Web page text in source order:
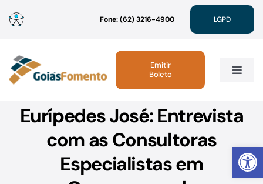
Abrir
para
conteúdo
Fone: (62) 3216-4900 LGPD
Toggle
Institucional
Emitir
Boleto
Eurípedes José: Entrevista
com as Consultoras
Especialistas em